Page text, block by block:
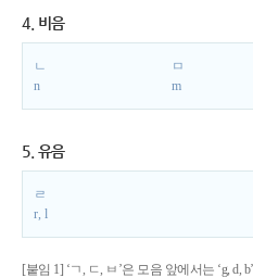
4. 비음
ㄴ
n
ㅁ
m
5. 유음
ㄹ
r, l
[붙임 1] ‘ㄱ, ㄷ, ㅂ’은 모음 앞에서는 ‘g, d,